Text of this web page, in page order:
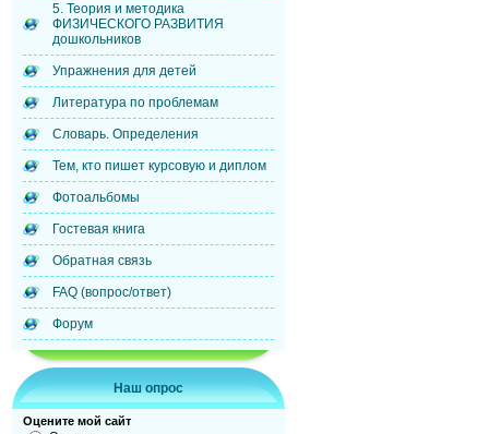
5. Теория и методика
ФИЗИЧЕСКОГО РАЗВИТИЯ
дошкольников
Упражнения для детей
Литература по проблемам
Словарь. Определения
Тем, кто пишет курсовую и диплом
Фотоальбомы
Гостевая книга
Обратная связь
FAQ (вопрос/ответ)
Форум
Наш опрос
Оцените мой сайт